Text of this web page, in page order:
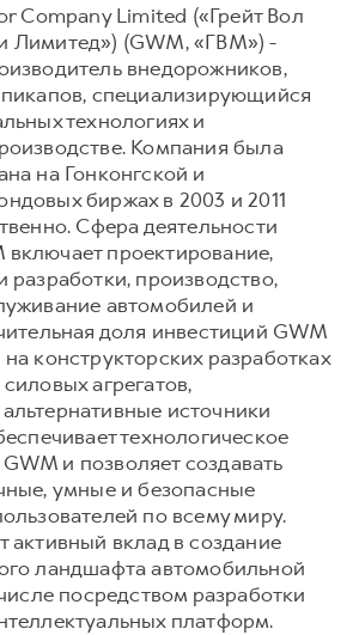
Company Limited («Грейт Вол
Лимитед») (GWM, «ГВМ») -
внедорожников,
специализирующийся
технологиях и
Компания была
на Гонконгской и
биржах в 2003 и 2011
Сфера деятельности
включает проектирование,
разработки, производство,
автомобилей и
доля инвестиций GWM
конструкторских разработках
агрегатов,
источники
технологическое
и позволяет создавать
умные и безопасные
по всему миру.
активный вклад в создание
ландшафта автомобильной
посредством разработки
платформ.